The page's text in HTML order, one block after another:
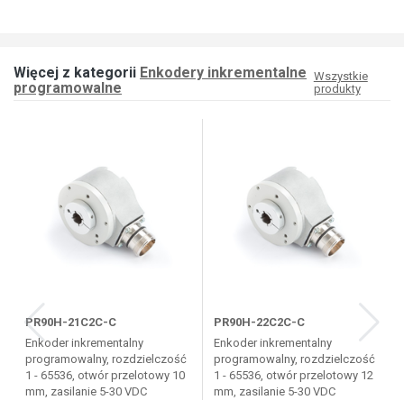
Więcej z kategorii Enkodery inkrementalne
programowalne
Wszystkie
produkty
PR90H-21C2C-C
Enkoder inkrementalny
programowalny, rozdzielczość
1 - 65536, otwór przelotowy 10
mm, zasilanie 5-30 VDC
PR90H-22C2C-C
Enkoder inkrementalny
programowalny, rozdzielczość
1 - 65536, otwór przelotowy 12
mm, zasilanie 5-30 VDC